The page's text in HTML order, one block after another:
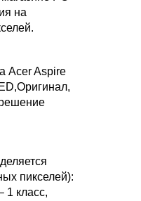
на
Acer Aspire
пикселей):
1 класс,